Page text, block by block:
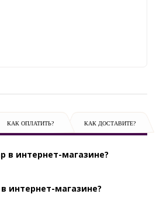
КАК ОПЛАТИТЬ? КАК ДОСТАВИТЕ?
в интернет-магазине?
интернет-магазине?